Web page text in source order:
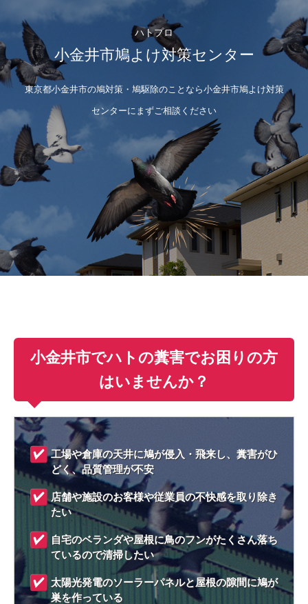
ハトプロ
小金井市鳩よけ対策センター
東京都小金井市の鳩対策・鳩駆除のことなら小金井市鳩よけ対策
センターにまずご相談ください
小金井市でハトの糞害でお困りの方
はいませんか？
工場や倉庫の天井に鳩が侵入・飛来し、糞害がひ
どく、品質管理が不安
店舗や施設のお客様や従業員の不快感を取り除き
たい
自宅のベランダや屋根に鳥のフンがたくさん落ち
ているので清掃したい
太陽光発電のソーラーパネルと屋根の隙間に鳩が
巣を作っている